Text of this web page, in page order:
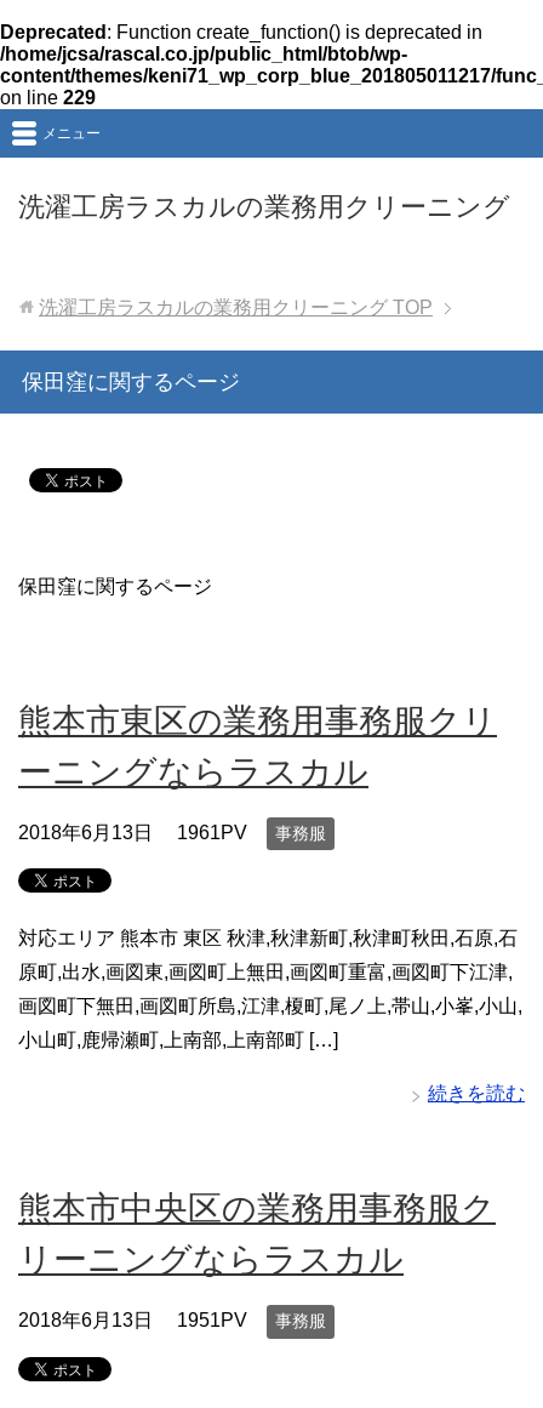
Deprecated : Function create_function() is deprecated in
/home/jcsa/rascal.co.jp/public_html/btob/wp-
content/themes/keni71_wp_corp_blue_201805011217/
on line 229
洗濯工房ラスカルの業務用クリーニング
メニュー
洗濯工房ラスカルの業務用クリーニング TOP
保田窪に関するページ
保田窪に関するページ
熊本市東区の業務用事務服クリ
ーニングならラスカル
2018年6月13日 1961PV 事務服
対応エリア 熊本市 東区 秋津,秋津新町,秋津町秋田,石原,石
原町,出水,画図東,画図町上無田,画図町重富,画図町下江津,
画図町下無田,画図町所島,江津,榎町,尾ノ上,帯山,小峯,小山,
小山町,鹿帰瀬町,上南部,上南部町 […]
続きを読む
熊本市中央区の業務用事務服ク
リーニングならラスカル
2018年6月13日 1951PV 事務服